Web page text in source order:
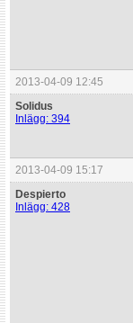
2013-04-09 12:45
Solidus
Inlägg: 394
2013-04-09 15:17
Despierto
Inlägg: 428